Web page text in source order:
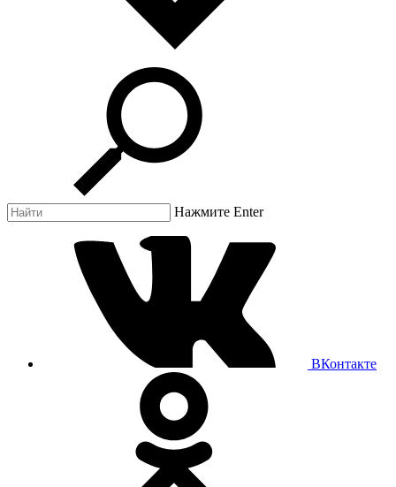
Нажмите Enter
ВКонтакте